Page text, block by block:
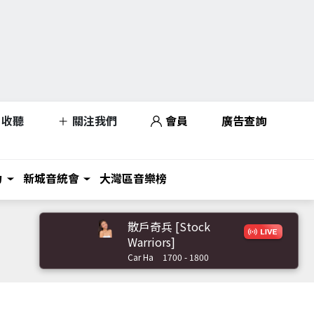
收聽 關注我們 會員 廣告查詢
新城音統會 大灣區音樂榜
散戶奇兵 [Stock
Warriors]
Car Ha 1700 - 1800